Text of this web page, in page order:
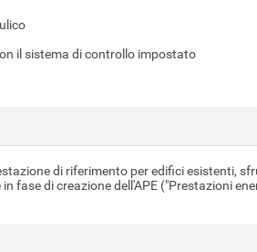
il sistema di controllo impostato
di riferimento per edifici esistenti,
fase di creazione dell'APE ("Prestazioni